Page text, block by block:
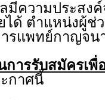
วามประสงค์
ได้ ตำแหน่งผู้
รแพทย์กาญจน
ารรับสมัครเพื่
กาศนี้